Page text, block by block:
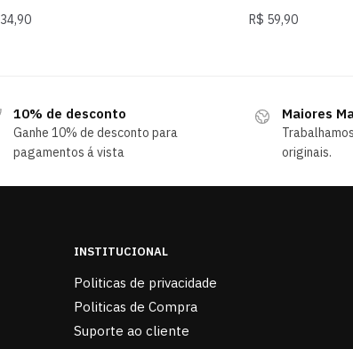
34,90
R$ 59,90
10% de desconto
Ganhe 10% de desconto para
pagamentos á vista
Maiores
originais.
INSTITUCIONAL
Politicas de privacidade
Politicas de Compra
Suporte ao cliente